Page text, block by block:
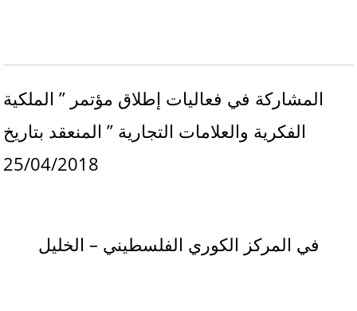
المشاركة في فعاليات إطلاق مؤتمر ” الملكية
الفكرية والعلامات التجارية ” المنعقد بتاريخ
25/04/2018
في المركز الكوري الفلسطيني – الخليل